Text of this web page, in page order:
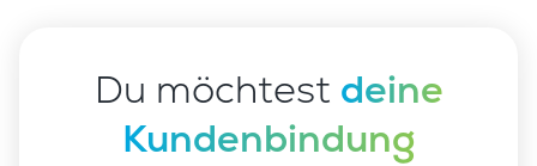
Du möchtest deine
Kundenbindung